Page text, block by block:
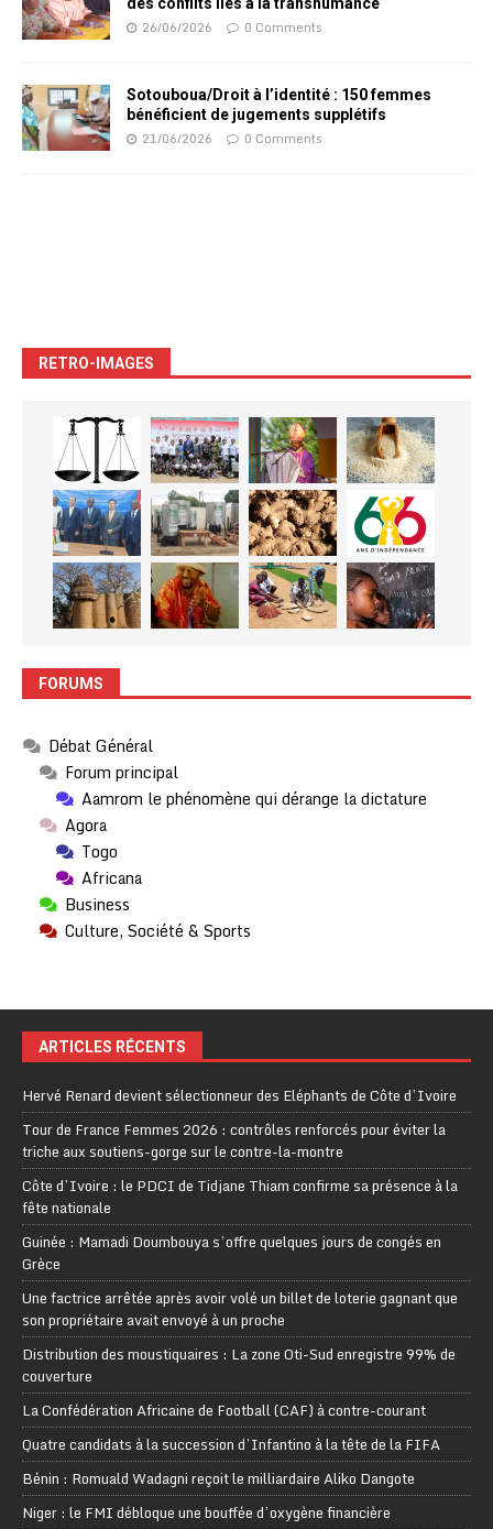
26/06/2026 0 Comments
Sotouboua/Droit à l’identité : 150 femmes
bénéficient de jugements supplétifs
21/06/2026 0 Comments
RETRO-IMAGES
FORUMS
Débat Général
Forum principal
Aamrom le phénomène qui dérange la dictature
Agora
Togo
Africana
Business
Culture, Société & Sports
ARTICLES RÉCENTS
Hervé Renard devient sélectionneur des Eléphants de Côte d’Ivoire
Tour de France Femmes 2026 : contrôles renforcés pour éviter la
triche aux soutiens-gorge sur le contre-la-montre
Côte d’Ivoire : le PDCI de Tidjane Thiam confirme sa présence à la
fête nationale
Guinée : Mamadi Doumbouya s’offre quelques jours de congés en
Grèce
Une factrice arrêtée après avoir volé un billet de loterie gagnant que
son propriétaire avait envoyé à un proche
Distribution des moustiquaires : La zone Oti-Sud enregistre 99% de
couverture
La Confédération Africaine de Football (CAF) à contre-courant
Quatre candidats à la succession d’Infantino à la tête de la FIFA
Bénin : Romuald Wadagni reçoit le milliardaire Aliko Dangote
Niger : le FMI débloque une bouffée d’oxygène financière